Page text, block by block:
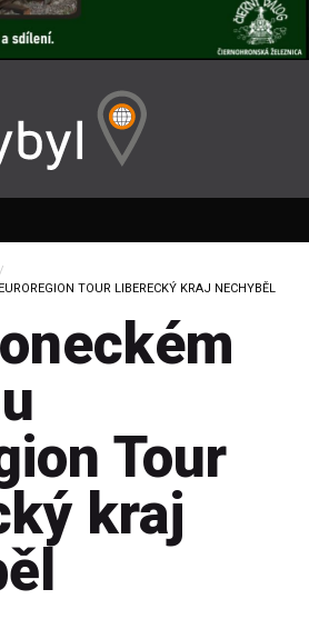
TOUR LIBERECKÝ KRAJ NECHYBĚL
Tour
kraj